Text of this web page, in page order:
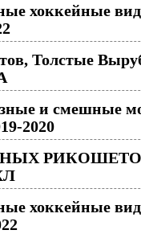
хоккейные
Толстые
и смешные
2020
хоккейные